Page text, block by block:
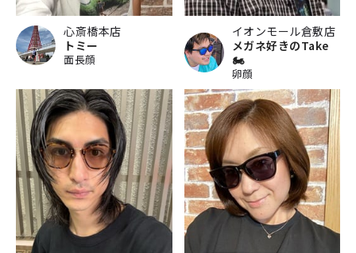
心斎橋本店
トミー
面長顔
イオンモール倉敷店
メガネ好きのTake
🏍
卵顔